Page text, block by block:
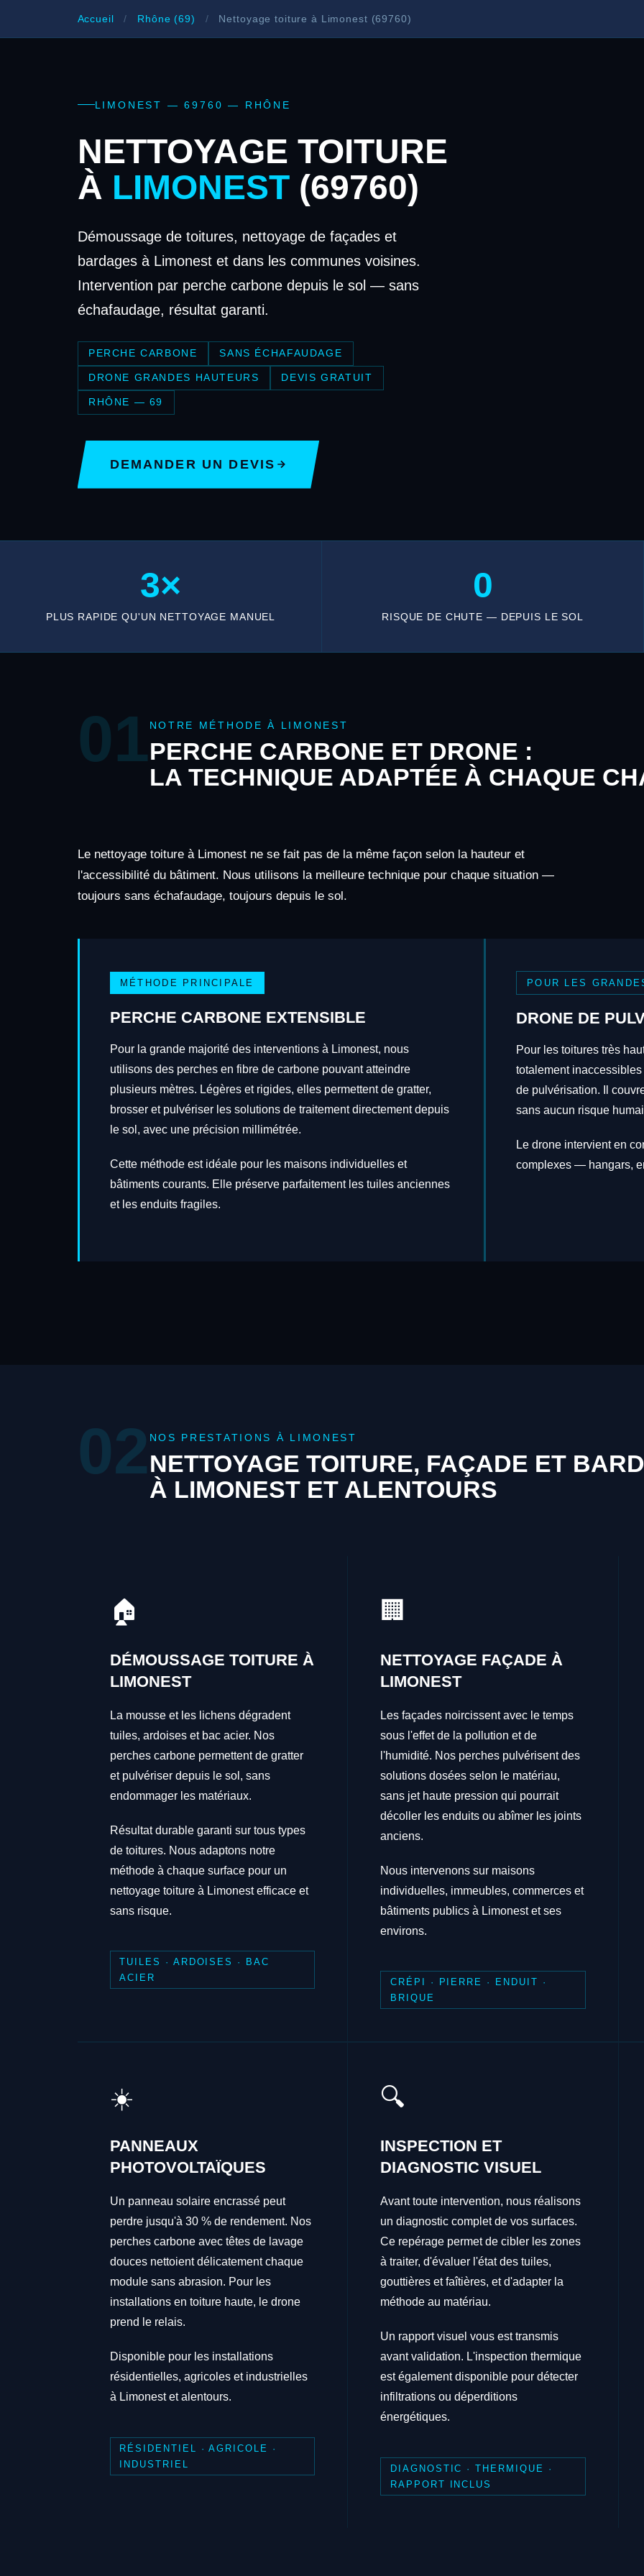
Accueil / Rhône (69) / Nettoyage toiture à Limonest (69760)
LIMONEST — 69760 — RHÔNE
NETTOYAGE TOITURE
À LIMONEST(69760)
Démoussage de toitures, nettoyage de façades et
bardages à Limonest et dans les communes voisines.
Intervention par perche carbone depuis le sol — sans
échafaudage, résultat garanti.
PERCHE CARBONE SANS ÉCHAFAUDAGE
DRONE GRANDES HAUTEURS DEVIS GRATUIT
RHÔNE — 69
DEMANDER UN DEVIS
3×
PLUS RAPIDE QU'UN NETTOYAGE MANUEL
0
RISQUE DE CHUTE — DEPUIS LE SOL
01 NOTRE MÉTHODE À LIMONEST
PERCHE CARBONE ET DRONE :
LA TECHNIQUE ADAPTÉE À CHAQUE
Le nettoyage toiture à Limonest ne se fait pas de la même façon selon la hauteur et
l'accessibilité du bâtiment. Nous utilisons la meilleure technique pour chaque situation —
toujours sans échafaudage, toujours depuis le sol.
MÉTHODE PRINCIPALE
PERCHE CARBONE EXTENSIBLE
Pour la grande majorité des interventions à Limonest, nous
utilisons des perches en fibre de carbone pouvant atteindre
plusieurs mètres. Légères et rigides, elles permettent de gratter,
brosser et pulvériser les solutions de traitement directement depuis
le sol, avec une précision millimétrée.
Cette méthode est idéale pour les maisons individuelles et
bâtiments courants. Elle préserve parfaitement les tuiles anciennes
et les enduits fragiles.
POUR LES
DRONE DE
Pour les toitures très
totalement
de pulvérisation. Il
sans aucun risque
Le drone intervient en
complexes — hangars,
02 NOS PRESTATIONS À LIMONEST
NETTOYAGE TOITURE, FAÇADE ET
À LIMONEST ET ALENTOURS
🏠
DÉMOUSSAGE TOITURE À
LIMONEST
La mousse et les lichens dégradent
tuiles, ardoises et bac acier. Nos
perches carbone permettent de gratter
et pulvériser depuis le sol, sans
endommager les matériaux.
Résultat durable garanti sur tous types
de toitures. Nous adaptons notre
méthode à chaque surface pour un
nettoyage toiture à Limonest efficace et
sans risque.
TUILES · ARDOISES · BAC
ACIER
🏢
NETTOYAGE FAÇADE À
LIMONEST
Les façades noircissent avec le temps
sous l'effet de la pollution et de
l'humidité. Nos perches pulvérisent des
solutions dosées selon le matériau,
sans jet haute pression qui pourrait
décoller les enduits ou abîmer les joints
anciens.
Nous intervenons sur maisons
individuelles, immeubles, commerces et
bâtiments publics à Limonest et ses
environs.
CRÉPI · PIERRE · ENDUIT ·
BRIQUE
☀️
PANNEAUX
PHOTOVOLTAÏQUES
Un panneau solaire encrassé peut
perdre jusqu'à 30 % de rendement. Nos
perches carbone avec têtes de lavage
douces nettoient délicatement chaque
module sans abrasion. Pour les
installations en toiture haute, le drone
prend le relais.
Disponible pour les installations
résidentielles, agricoles et industrielles
à Limonest et alentours.
RÉSIDENTIEL · AGRICOLE ·
INDUSTRIEL
🔍
INSPECTION ET
DIAGNOSTIC VISUEL
Avant toute intervention, nous réalisons
un diagnostic complet de vos surfaces.
Ce repérage permet de cibler les zones
à traiter, d'évaluer l'état des tuiles,
gouttières et faîtières, et d'adapter la
méthode au matériau.
Un rapport visuel vous est transmis
avant validation. L'inspection thermique
est également disponible pour détecter
infiltrations ou déperditions
énergétiques.
DIAGNOSTIC · THERMIQUE ·
RAPPORT INCLUS